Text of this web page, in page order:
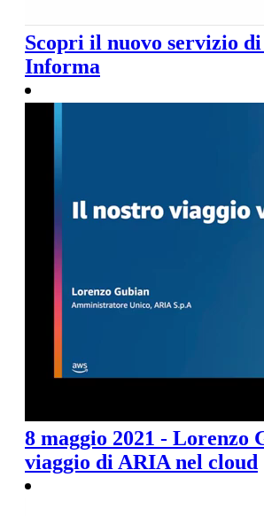
Scopri il nuovo servizio
Informa
8 maggio 2021 - Lorenzo
viaggio di ARIA nel cloud